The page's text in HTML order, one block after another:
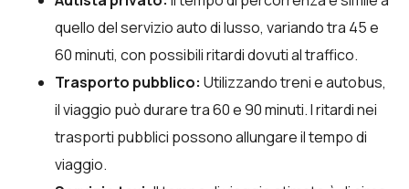
quello del servizio auto di lusso, variando tra 45 e
60 minuti, con possibili ritardi dovuti al traffico.
Trasporto pubblico: Utilizzando treni e autobus,
il viaggio può durare tra 60 e 90 minuti. I ritardi nei
trasporti pubblici possono allungare il tempo di
viaggio.